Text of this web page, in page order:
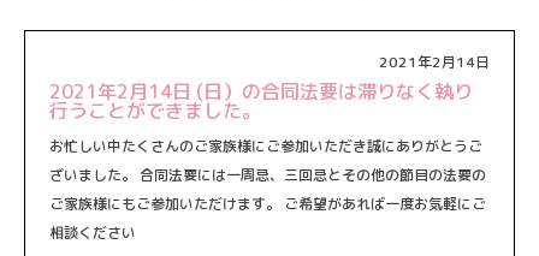
2021年2月14日
2021年2月14日 (日）の合同法要は滞りなく執り
行うことができました。
お忙しい中たくさんのご家族様にご参加いただき誠にありがとうご
ざいました。 合同法要には一周忌、三回忌とその他の節目の法要の
ご家族様にもご参加いただけます。 ご希望があれば一度お気軽にご
相談ください